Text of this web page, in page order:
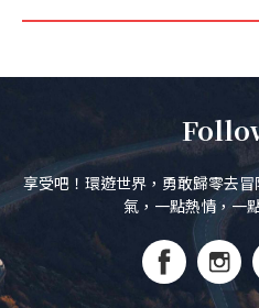
享受吧！環遊世界，勇敢歸零去
氣，一點熱情，一